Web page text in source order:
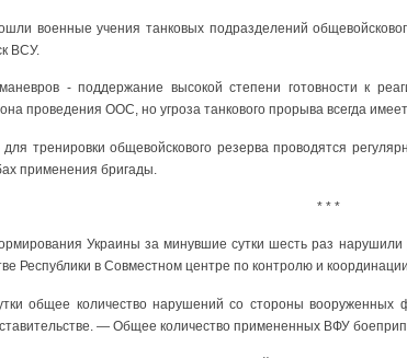
военные учения танковых подразделений
ВСУ.
- поддержание высокой степени готовности к
проведения ООС, но угроза танкового прорыва всегда
тренировки общевойскового резерва проводятся
применения бригады.
* * *
Украины за минувшие сутки шесть раз
Республики в Совместном центре по контролю и
общее количество нарушений со стороны
— Общее количество примененных ВФУ